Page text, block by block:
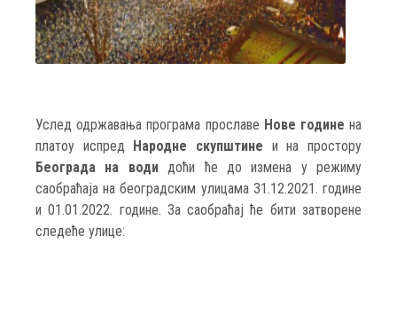
Услед одржавања програма прославе Нове године на
платоу испред
Народне скупштине и на простору
Београда на водидоћи ће до измена у режиму
саобраћаја на београдским улицама 31.12.2021. године
и 01.01.2022. године. За саобраћај ће бити затворене
следеће улице: